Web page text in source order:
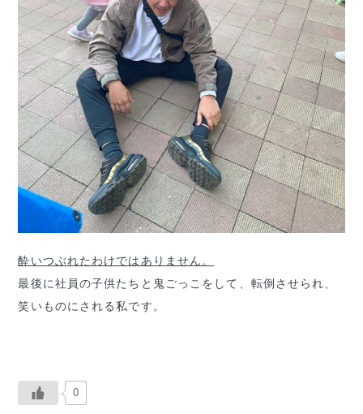
酔いつぶれたわけではありません。
最後に社員の子供たちと鬼ごっこをして、転倒させられ、
笑いものにされる私です。
0